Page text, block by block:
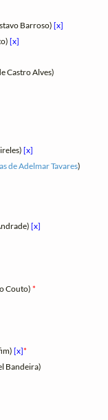
Barroso)[x]
[x]
Castro Alves)
[x]
de Adelmar Tavares)
[x]
Couto)*
[x]*
Bandeira)